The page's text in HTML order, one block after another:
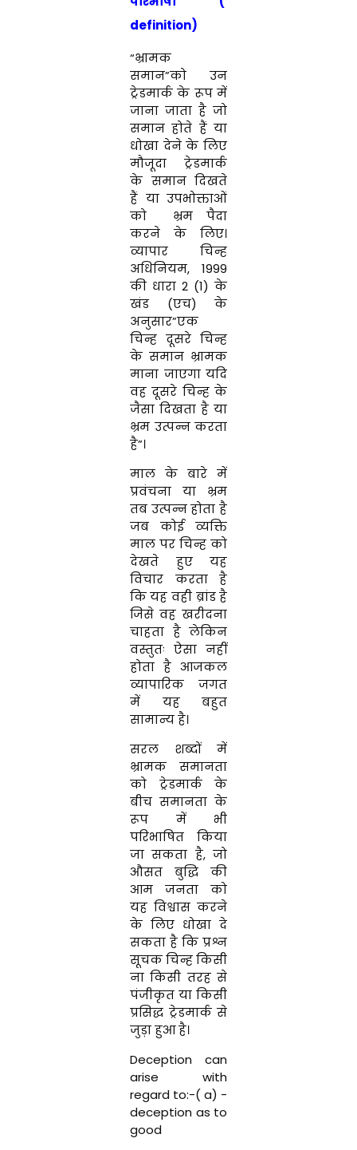
definition)
“भ्रामक
समान”को उन
ट्रेडमार्क के रूप में
जाना जाता है जो
समान होते हैं या
धोखा देने के लिए
मौजूदा ट्रेडमार्क
के समान दिखते
हैं या उपभोक्ताओं
को भ्रम पैदा
करने के लिए।
व्यापार चिन्ह
अधिनियम, 1999
की धारा 2 (1) के
खंड (एच) के
अनुसार”एक
चिन्ह दूसरे चिन्ह
के समान भ्रामक
माना जाएगा यदि
वह दूसरे चिन्ह के
जैसा दिखता है या
भ्रम उत्पन्न करता
है”।
माल के बारे में
प्रवंचना या भ्रम
तब उत्पन्न होता है
जब कोई व्यक्ति
माल पर चिन्ह को
देखते हुए यह
विचार करता है
कि यह वही ब्रांड है
जिसे वह खरीदना
चाहता है लेकिन
वस्तुतः ऐसा नहीं
होता है आजकल
व्यापारिक जगत
में यह बहुत
सामान्य है।
सरल शब्दों में
भ्रामक समानता
को ट्रेडमार्क के
बीच समानता के
रूप में भी
परिभाषित किया
जा सकता है, जो
औसत बुद्धि की
आम जनता को
यह विश्वास करने
के लिए धोखा दे
सकता है कि प्रश्न
सूचक चिन्ह किसी
ना किसी तरह से
पंजीकृत या किसी
प्रसिद्ध ट्रेडमार्क से
जुड़ा हुआ है।
Deception can
arise with
regard to:-( a) -
deception as to
good